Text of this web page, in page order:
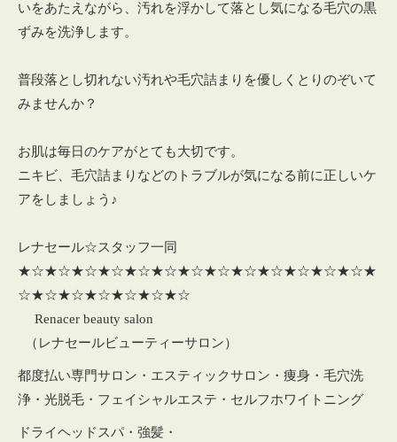
いをあたえながら、汚れを浮かして落とし気になる毛穴の黒
ずみを洗浄します。
普段落とし切れない汚れや毛穴詰まりを優しくとりのぞいて
みませんか？
お肌は毎日のケアがとても大切です。
ニキビ、毛穴詰まりなどのトラブルが気になる前に正しいケ
アをしましょう♪
レナセール☆スタッフ一同
★☆★☆★☆★☆★☆★☆★☆★☆★☆★☆★☆★☆★☆★
☆★☆★☆★☆★☆★☆★☆
Renacer beauty salon
（レナセールビューティーサロン）
都度払い専門サロン・エスティックサロン・痩身・毛穴洗
浄・光脱毛・フェイシャルエステ・セルフホワイトニング
ドライヘッドスパ・強髪・